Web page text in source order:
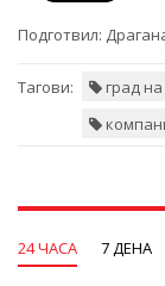
Подготвил:
Тагови: град
24 ЧАСА 7 ДЕНА